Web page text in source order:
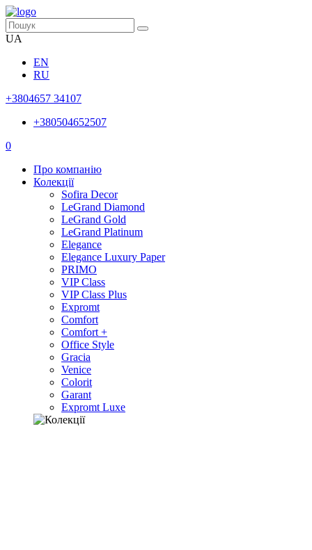
UA
EN
RU
+3804657 34107
+380504652507
0
Про компанію
Колекції
Sofira Decor
LeGrand Diamond
LeGrand Gold
LeGrand Platinum
Elegance
Elegance Luxury Paper
PRIMO
VIP Class
VIP Class Plus
Expromt
Comfort
Comfort +
Office Style
Gracia
Venice
Colorit
Garant
Expromt Luxe